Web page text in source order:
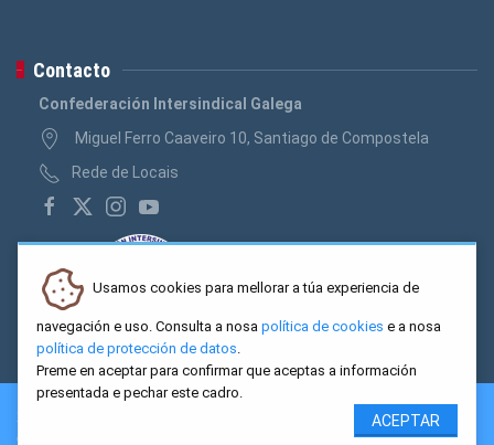
Contacto
Confederación Intersindical Galega
Miguel Ferro Caaveiro 10, Santiago de Compostela
Rede de Locais
2026 CIG. Confederación Intersindical Galega - Miguel Ferro
Caaveiro 10, Santiago de Compostela
Usamos cookies para mellorar a túa experiencia de
navegación e uso. Consulta a nosa política de cookies e a nosa
política de protección de datos.
Preme en aceptar para confirmar que aceptas a información
presentada e pechar este cadro.
ACEPTAR